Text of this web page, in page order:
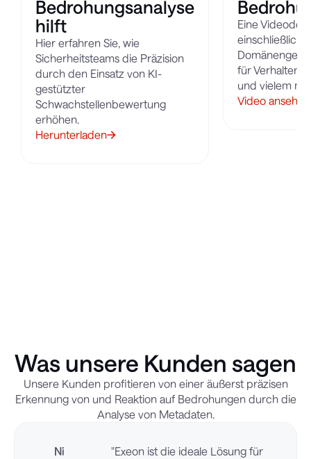
Bedrohungsanalyse
hilft
Hier erfahren Sie, wie
Sicherheitsteams die Präzision
durch den Einsatz von KI-
gestützter
Schwachstellenbewertung
erhöhen.
Herunterladen
Eine
einschließlich
für
und vielem
Video ansehen
Was unsere Kunden sagen
Unsere Kunden profitieren von einer äußerst präzisen
Erkennung von und Reaktion auf Bedrohungen durch die
Analyse von Metadaten.
Ni
"Exeon ist die ideale Lösung für